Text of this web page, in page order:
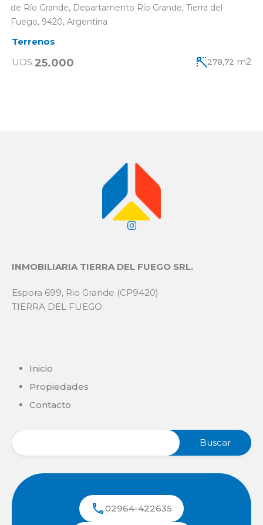
de Río Grande, Departamento Río Grande, Tierra del
Fuego, 9420, Argentina
Terrenos
UDS 25.000 278,72 m2
INMOBILIARIA TIERRA DEL FUEGO SRL.
Espora 699, Rio Grande (CP9420)
TIERRA DEL FUEGO.
Inicio
Propiedades
Contacto
02964-422635